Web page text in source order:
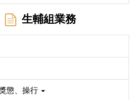
生輔組業務
懲、操行